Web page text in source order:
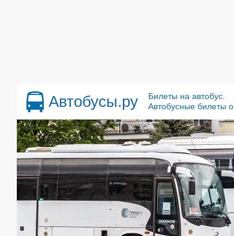
Автобусы.ру
Билеты на автобус.
Автобусные билеты